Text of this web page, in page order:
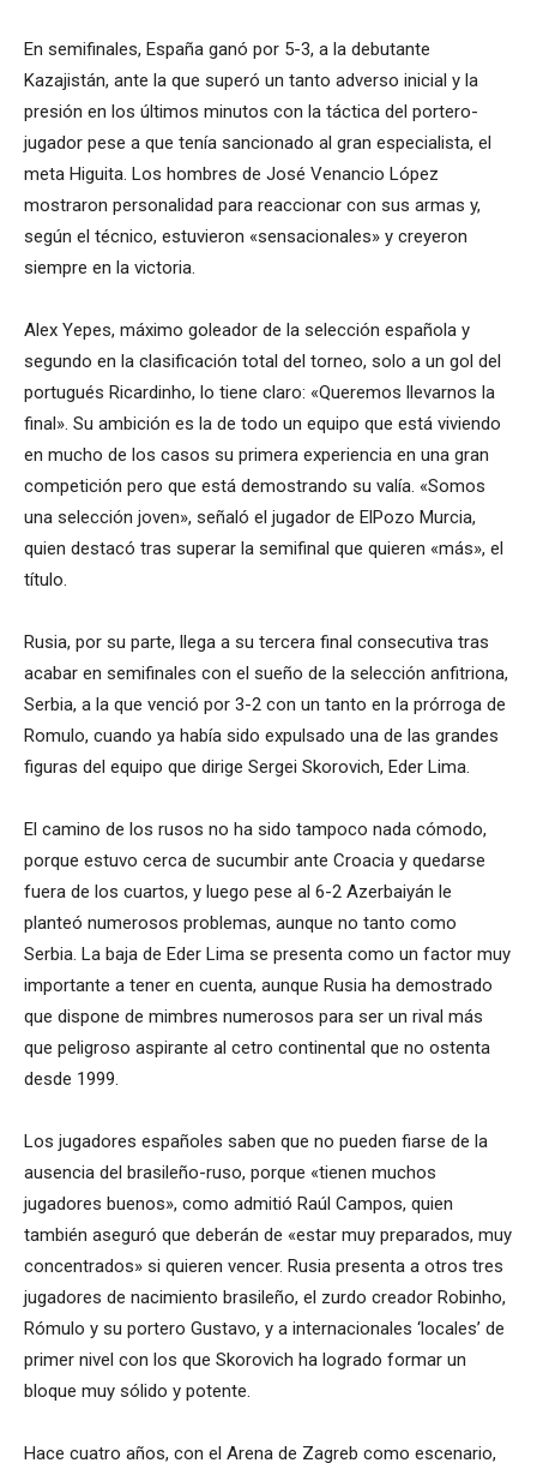
En semifinales, España ganó por 5-3, a la debutante
Kazajistán, ante la que superó un tanto adverso inicial y la
presión en los últimos minutos con la táctica del portero-
jugador pese a que tenía sancionado al gran especialista, el
meta Higuita. Los hombres de José Venancio López
mostraron personalidad para reaccionar con sus armas y,
según el técnico, estuvieron «sensacionales» y creyeron
siempre en la victoria.
Alex Yepes, máximo goleador de la selección española y
segundo en la clasificación total del torneo, solo a un gol del
portugués Ricardinho, lo tiene claro: «Queremos llevarnos la
final». Su ambición es la de todo un equipo que está viviendo
en mucho de los casos su primera experiencia en una gran
competición pero que está demostrando su valía. «Somos
una selección joven», señaló el jugador de ElPozo Murcia,
quien destacó tras superar la semifinal que quieren «más», el
título.
Rusia, por su parte, llega a su tercera final consecutiva tras
acabar en semifinales con el sueño de la selección anfitriona,
Serbia, a la que venció por 3-2 con un tanto en la prórroga de
Romulo, cuando ya había sido expulsado una de las grandes
figuras del equipo que dirige Sergei Skorovich, Eder Lima.
El camino de los rusos no ha sido tampoco nada cómodo,
porque estuvo cerca de sucumbir ante Croacia y quedarse
fuera de los cuartos, y luego pese al 6-2 Azerbaiyán le
planteó numerosos problemas, aunque no tanto como
Serbia. La baja de Eder Lima se presenta como un factor muy
importante a tener en cuenta, aunque Rusia ha demostrado
que dispone de mimbres numerosos para ser un rival más
que peligroso aspirante al cetro continental que no ostenta
desde 1999.
Los jugadores españoles saben que no pueden fiarse de la
ausencia del brasileño-ruso, porque «tienen muchos
jugadores buenos», como admitió Raúl Campos, quien
también aseguró que deberán de «estar muy preparados, muy
concentrados» si quieren vencer. Rusia presenta a otros tres
jugadores de nacimiento brasileño, el zurdo creador Robinho,
Rómulo y su portero Gustavo, y a internacionales ‘locales’ de
primer nivel con los que Skorovich ha logrado formar un
bloque muy sólido y potente.
Hace cuatro años, con el Arena de Zagreb como escenario,